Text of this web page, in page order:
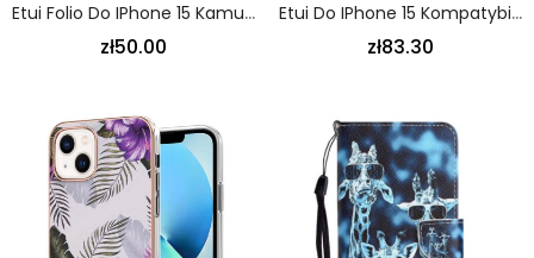
Etui Folio Do IPhone 15 Kamuflaż Wojskowy
zł50.00
Etui Do IPhone 15 Kompatybilny Z Magsafe X-Level
zł83.30